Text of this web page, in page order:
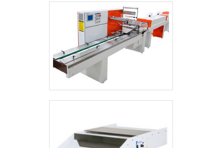
traz novidades em itens como soluções
para embalagens e projetos especiais..